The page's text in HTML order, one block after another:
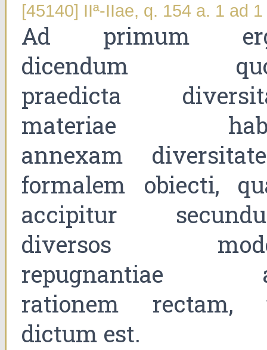
[45140] IIª-IIae, q. 154 a. 1 ad 1
Ad primum
dicendum
praedicta
materiae
annexam
formalem obiecti,
accipitur
diversos
repugnantiae
rationem rectam,
dictum est.